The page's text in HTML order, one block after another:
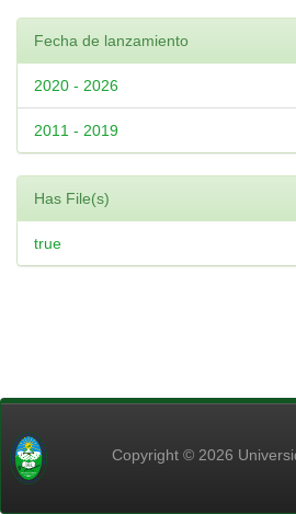
Fecha de lanzamiento
2020 - 2026
2011 - 2019
Has File(s)
true
Copyright © 2026